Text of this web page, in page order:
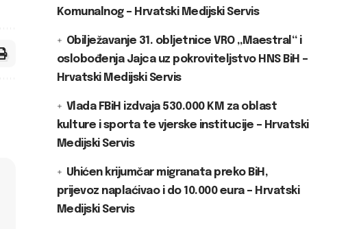
Komunalnog – Hrvatski Medijski Servis
Obilježavanje 31. obljetnice VRO „Maestral“ i
oslobođenja Jajca uz pokroviteljstvo HNS BiH –
Hrvatski Medijski Servis
Vlada FBiH izdvaja 530.000 KM za oblast
kulture i sporta te vjerske institucije – Hrvatski
Medijski Servis
Uhićen krijumčar migranata preko BiH,
prijevoz naplaćivao i do 10.000 eura – Hrvatski
Medijski Servis